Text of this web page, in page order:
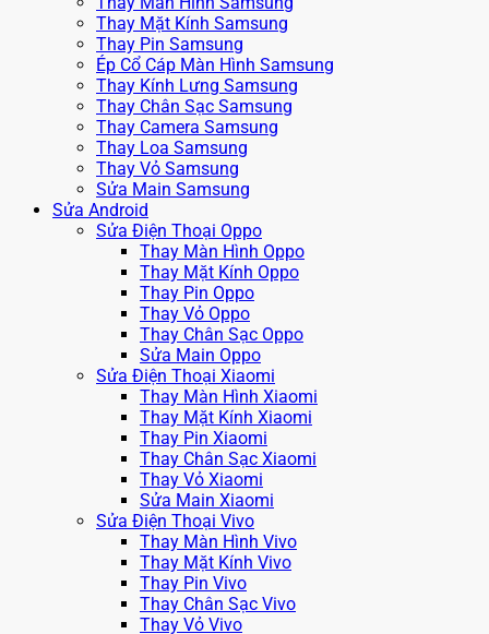
Thay Mặt Kính Samsung
Thay Pin Samsung
Ép Cổ Cáp Màn Hình Samsung
Thay Kính Lưng Samsung
Thay Chân Sạc Samsung
Thay Camera Samsung
Thay Loa Samsung
Thay Vỏ Samsung
Sửa Main Samsung
Sửa Android
Sửa Điện Thoại Oppo
Thay Màn Hình Oppo
Thay Mặt Kính Oppo
Thay Pin Oppo
Thay Vỏ Oppo
Thay Chân Sạc Oppo
Sửa Main Oppo
Sửa Điện Thoại Xiaomi
Thay Màn Hình Xiaomi
Thay Mặt Kính Xiaomi
Thay Pin Xiaomi
Thay Chân Sạc Xiaomi
Thay Vỏ Xiaomi
Sửa Main Xiaomi
Sửa Điện Thoại Vivo
Thay Màn Hình Vivo
Thay Mặt Kính Vivo
Thay Pin Vivo
Thay Chân Sạc Vivo
Thay Vỏ Vivo